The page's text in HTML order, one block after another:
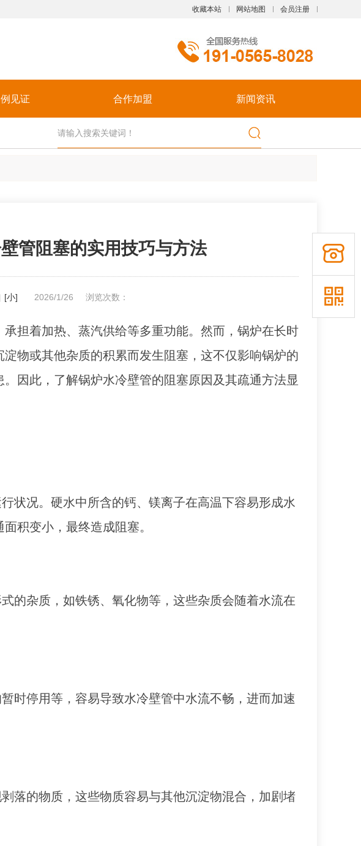
收藏本站 网站地图 会员注册
见证 合作加盟 新闻资讯
管阻塞的实用技巧与方法
[小] 2026/1/26 浏览次数：
担着加热、蒸汽供给等多重功能。然而，锅炉在长时
物或其他杂质的积累而发生阻塞，这不仅影响锅炉的
因此，了解锅炉水冷壁管的阻塞原因及其疏通方法显
状况。硬水中所含的钙、镁离子在高温下容易形成水
积变小，最终造成阻塞。
的杂质，如铁锈、氧化物等，这些杂质会随着水流在
时停用等，容易导致水冷壁管中水流不畅，进而加速
落的物质，这些物质容易与其他沉淀物混合，加剧堵